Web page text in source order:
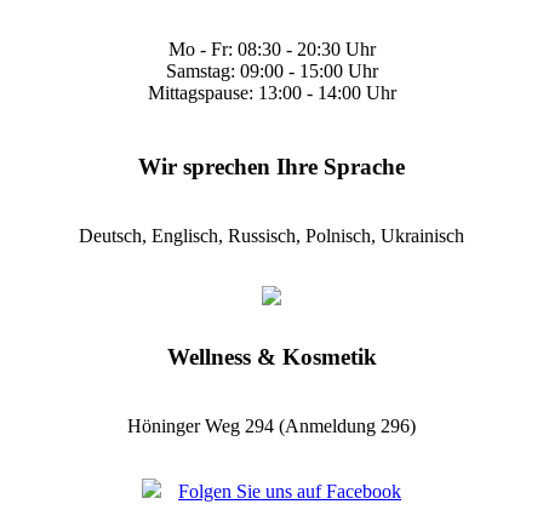
Mo - Fr: 08:30 - 20:30 Uhr
Samstag: 09:00 - 15:00 Uhr
Mittagspause: 13:00 - 14:00 Uhr
Wir sprechen Ihre Sprache
Deutsch, Englisch, Russisch, Polnisch, Ukrainisch
Wellness & Kosmetik
Höninger Weg 294 (Anmeldung 296)
Folgen Sie uns auf Facebook